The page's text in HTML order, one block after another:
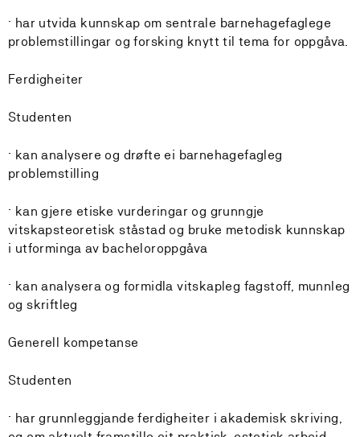
· har utvida kunnskap om sentrale barnehagefaglege
problemstillingar og forsking knytt til tema for oppgåva.
Ferdigheiter
Studenten
· kan analysere og drøfte ei barnehagefagleg
problemstilling
· kan gjere etiske vurderingar og grunngje
vitskapsteoretisk ståstad og bruke metodisk kunnskap
i utforminga av bacheloroppgåva
· kan analysera og formidla vitskapleg fagstoff, munnleg
og skriftleg
Generell kompetanse
Studenten
· har grunnleggjande ferdigheiter i akademisk skriving,